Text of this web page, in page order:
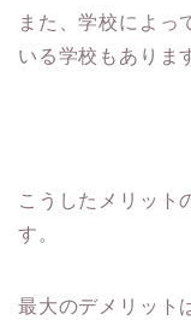
また、学校によっ
いる学校もありま
こうしたメリット
す。
最大のデメリット